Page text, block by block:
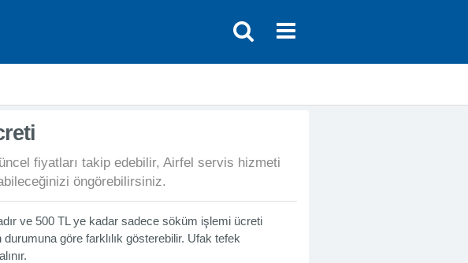
fiyatları takip edebilir, Airfel servis hizmeti
öngörebilirsiniz.
ve 500 TL ye kadar sadece söküm işlemi ücreti
göre farklılık gösterebilir. Ufak tefek